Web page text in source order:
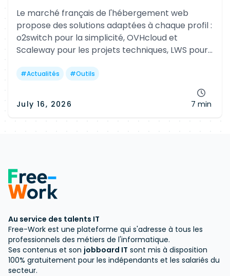
Le marché français de l'hébergement web
propose des solutions adaptées à chaque profil :
o2switch pour la simplicité, OVHcloud et
Scaleway pour les projets techniques, LWS pour
alwaysdata pour les développeurs.
#Actualités #Outils
July 16, 2026 7 min
Au service des talents IT
Free-Work est une plateforme qui s'adresse à tous les
professionnels des métiers de l'informatique.
Ses contenus et son jobboard IT sont mis à disposition
100% gratuitement pour les indépendants et les salariés du
secteur.